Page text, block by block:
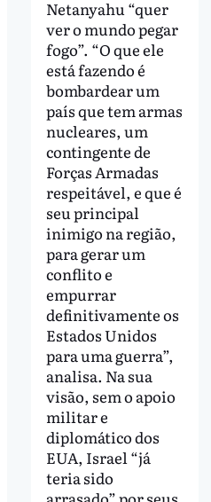
Netanyahu “quer
ver o mundo pegar
fogo”. “O que ele
está fazendo é
bombardear um
país que tem armas
nucleares, um
contingente de
Forças Armadas
respeitável, e que é
seu principal
inimigo na região,
para gerar um
conflito e
empurrar
definitivamente os
Estados Unidos
para uma guerra”,
analisa. Na sua
visão, sem o apoio
militar e
diplomático dos
EUA, Israel “já
teria sido